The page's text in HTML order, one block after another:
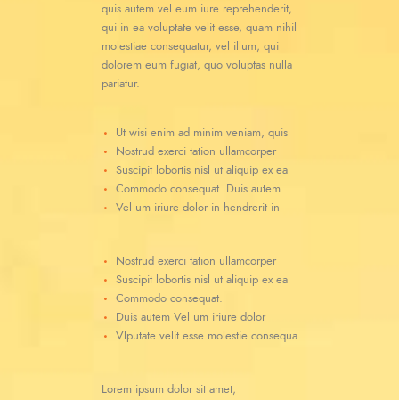
quis autem vel eum iure reprehenderit,
qui in ea voluptate velit esse, quam nihil
molestiae consequatur, vel illum, qui
dolorem eum fugiat, quo voluptas nulla
pariatur.
Ut wisi enim ad minim veniam, quis
Nostrud exerci tation ullamcorper
Suscipit lobortis nisl ut aliquip ex ea
Commodo consequat. Duis autem
Vel um iriure dolor in hendrerit in
Nostrud exerci tation ullamcorper
Suscipit lobortis nisl ut aliquip ex ea
Commodo consequat.
Duis autem Vel um iriure dolor
Vlputate velit esse molestie consequa
Lorem ipsum dolor sit amet,